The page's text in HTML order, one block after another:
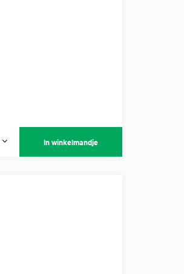
In winkelmandje